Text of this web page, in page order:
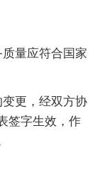
量应符合国家
更，经双方协
签字生效，作